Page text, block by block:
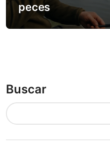
peces
Buscar